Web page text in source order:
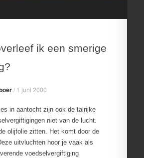
ik een smerige
/ 1 juni 2000
in aantocht zijn ook de talrijke
niet van de lucht.
olijfolie zitten. Het komt door de
uitvluchten hoor je vaak als
voedselvergiftiging